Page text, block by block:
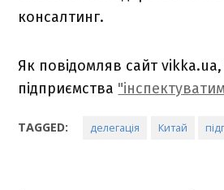
консалтинг.
Як повідомляв сайт vikka.ua,
підприємства
TAGGED: делегація Китай